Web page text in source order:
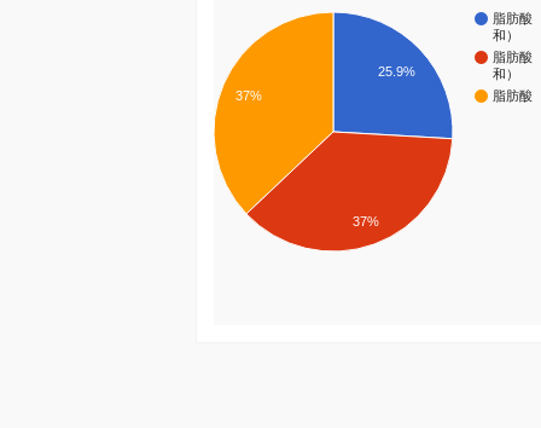
脂肪酸
和）
脂肪酸
和）
脂肪酸
25.9%
37%
37%